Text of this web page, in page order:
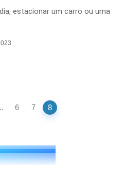
estacionar um carro ou uma
6 7 8